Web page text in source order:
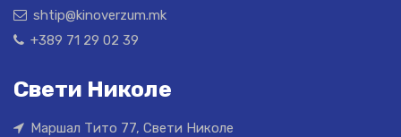
shtip@kinoverzum.mk
+389 71 29 02 39
Свети Николе
Маршал Тито 77, Свети Николе